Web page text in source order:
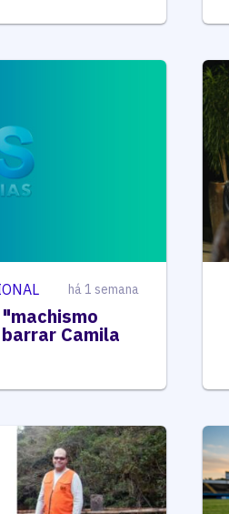
há 1 semana
Camila